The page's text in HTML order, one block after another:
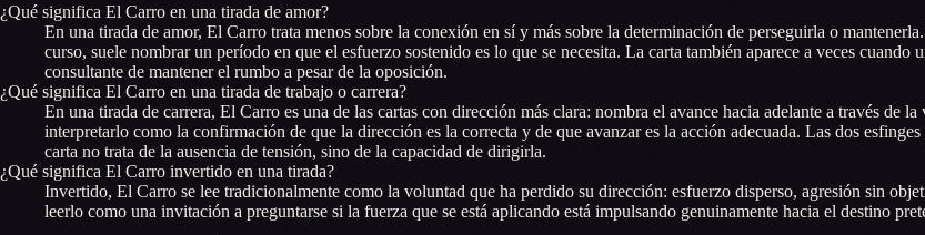
¿Qué significa El Carro en una tirada de amor?
En una tirada de amor, El Carro trata menos sobre la conexión en sí y más sobre la determinación de perseguirla o
curso, suele nombrar un período en que el esfuerzo sostenido es lo que se necesita. La carta también aparece a veces
consultante de mantener el rumbo a pesar de la oposición.
¿Qué significa El Carro en una tirada de trabajo o carrera?
En una tirada de carrera, El Carro es una de las cartas con dirección más clara: nombra el avance hacia adelante a través de
interpretarlo como la confirmación de que la dirección es la correcta y de que avanzar es la acción adecuada. Las dos
carta no trata de la ausencia de tensión, sino de la capacidad de dirigirla.
¿Qué significa El Carro invertido en una tirada?
Invertido, El Carro se lee tradicionalmente como la voluntad que ha perdido su dirección: esfuerzo disperso, agresión sin
leerlo como una invitación a preguntarse si la fuerza que se está aplicando está impulsando genuinamente hacia el destino